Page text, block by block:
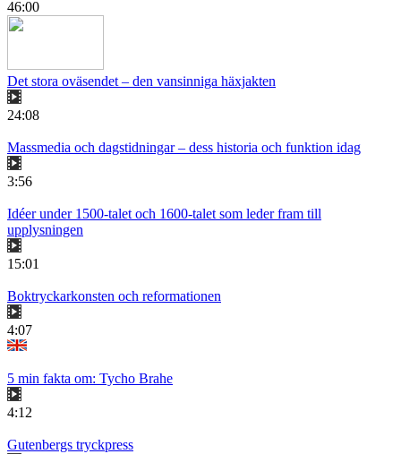
46:00
Det stora oväsendet – den vansinniga häxjakten
24:08
Massmedia och dagstidningar – dess historia och funktion idag
3:56
Idéer under 1500-talet och 1600-talet som leder fram till
upplysningen
15:01
Boktryckarkonsten och reformationen
4:07
5 min fakta om: Tycho Brahe
4:12
Gutenbergs tryckpress